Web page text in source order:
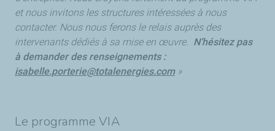
et nous invitons les structures intéressées à nous
contacter. Nous nous ferons le relais auprès des
intervenants dédiés à sa mise en œuvre. N’hésitez pas
à demander des renseignements :
isabelle.porterie@totalenergies.com»
Le programme VIA